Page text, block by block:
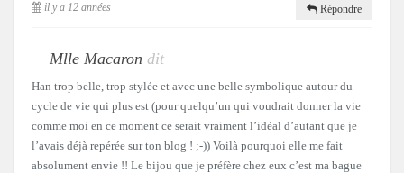
il y a 12 années Répondre
Mlle Macaron dit
Han trop belle, trop stylée et avec une belle symbolique autour du
cycle de vie qui plus est (pour quelqu’un qui voudrait donner la vie
comme moi en ce moment ce serait vraiment l’idéal d’autant que je
l’avais déjà repérée sur ton blog ! ;-)) Voilà pourquoi elle me fait
absolument envie !! Le bijou que je préfère chez eux c’est ma bague